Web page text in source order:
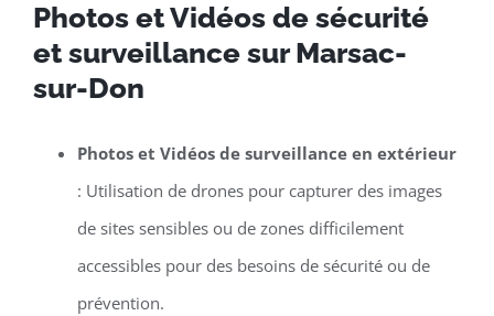
Photos et Vidéos de sécurité
et surveillance sur Marsac-
sur-Don
Photos et Vidéos de surveillance en extérieur
: Utilisation de drones pour capturer des images
de sites sensibles ou de zones difficilement
accessibles pour des besoins de sécurité ou de
prévention.